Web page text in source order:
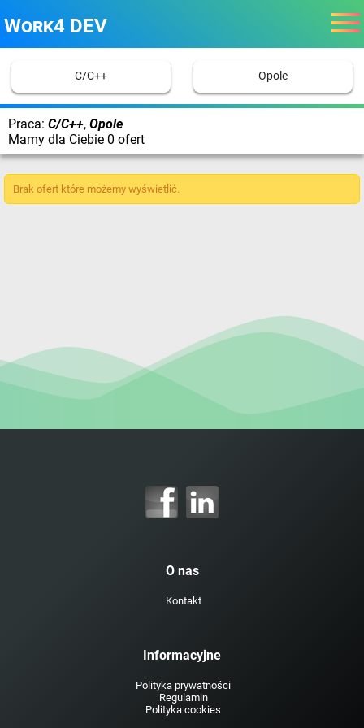
Work4 DEV
C/C++ Opole
Praca: C/C++, Opole
Mamy dla Ciebie 0 ofert
Brak ofert które możemy wyświetlić.
O nas
Kontakt
Informacyjne
Polityka prywatności
Regulamin
Polityka cookies